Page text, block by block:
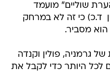
שוליים" מועמד
 ד.כ) כי זה לא במרחק
הוא מסביר.
גרמניה, פולין וקנדה
לכל היותר כדי לקבל את